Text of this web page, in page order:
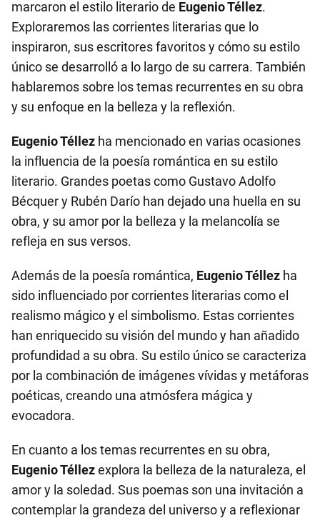
marcaron el estilo literario de Eugenio Téllez.
Exploraremos las corrientes literarias que lo
inspiraron, sus escritores favoritos y cómo su estilo
único se desarrolló a lo largo de su carrera. También
hablaremos sobre los temas recurrentes en su obra
y su enfoque en la belleza y la reflexión.
Eugenio Téllez ha mencionado en varias ocasiones
la influencia de la poesía romántica en su estilo
literario. Grandes poetas como Gustavo Adolfo
Bécquer y Rubén Darío han dejado una huella en su
obra, y su amor por la belleza y la melancolía se
refleja en sus versos.
Además de la poesía romántica, Eugenio Téllez ha
sido influenciado por corrientes literarias como el
realismo mágico y el simbolismo. Estas corrientes
han enriquecido su visión del mundo y han añadido
profundidad a su obra. Su estilo único se caracteriza
por la combinación de imágenes vívidas y metáforas
poéticas, creando una atmósfera mágica y
evocadora.
En cuanto a los temas recurrentes en su obra,
Eugenio Téllezexplora la belleza de la naturaleza, el
amor y la soledad. Sus poemas son una invitación a
contemplar la grandeza del universo y a reflexionar